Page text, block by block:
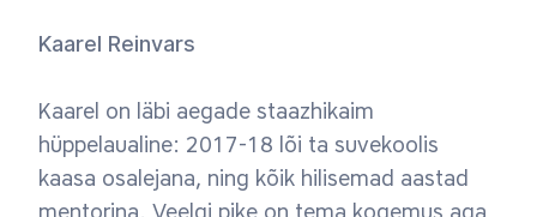
Kaarel Reinvars
Kaarel on läbi aegade staazhikaim
hüppelaualine: 2017-18 lõi ta suvekoolis
kaasa osalejana, ning kõik hilisemad aastad